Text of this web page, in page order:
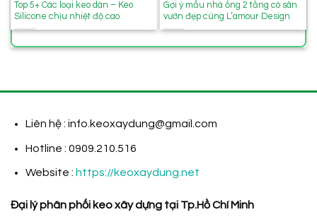
Top 5+ Các loại keo dán – Keo
Silicone chịu nhiệt độ cao
Gợi ý mẫu nhà ống 2 tầng có sân
vườn đẹp cùng L’amour Design
Liên hệ : info.keoxaydung@gmail.com
Hotline : 0909.210.516
Website : https://keoxaydung.net
Đại lý phân phối keo xây dựng tại Tp.Hồ Chí Minh